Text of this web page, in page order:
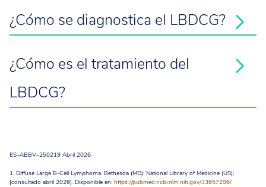
3
5
¿Cómo se diagnostica el LBDCG?
¿Cómo es el tratamiento del
LBDCG?
ES–ABBV–250219 Abril 2026
1. Diffuse Large B-Cell Lymphoma. Bethesda (MD): National Library of Medicine (US);
[consultado abril 2026]. Disponible en: https://pubmed.ncbi.nlm.nih.gov/33657296/